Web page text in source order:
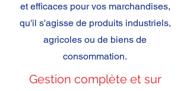
et efficaces pour vos marchandises,
qu'il s'agisse de produits industriels,
agricoles ou de biens de
consommation.
Gestion complète et sur